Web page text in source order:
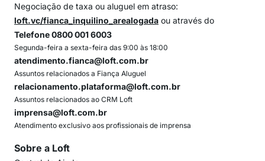
Negociação de taxa ou aluguel em atraso:
loft.vc/fianca_inquilino_arealogada ou através do
Telefone 0800 001 6003
Segunda-feira a sexta-feira das 9:00 às 18:00
atendimento.fianca@loft.com.br
Assuntos relacionados a Fiança Aluguel
relacionamento.plataforma@loft.com.br
Assuntos relacionados ao CRM Loft
imprensa@loft.com.br
Atendimento exclusivo aos profissionais de imprensa
Sobre a Loft